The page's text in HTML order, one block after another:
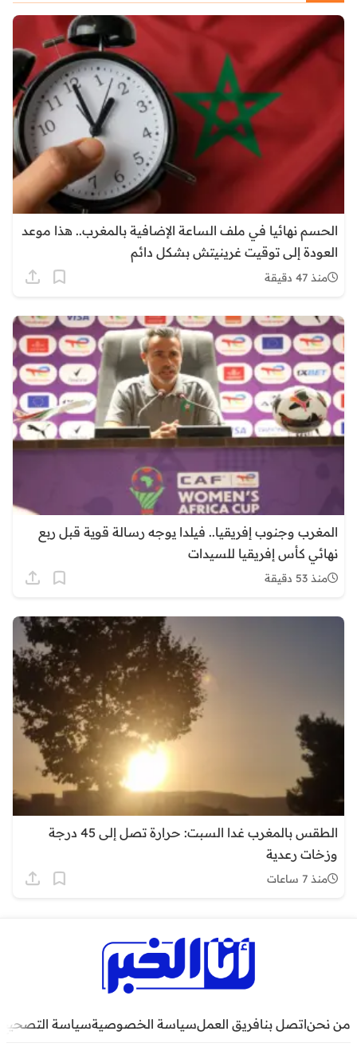
الحسم نهائيا في ملف الساعة الإضافية بالمغرب.. هذا موعد
العودة إلى توقيت غرينيتش بشكل دائم
منذ 47 دقيقة
المغرب وجنوب إفريقيا.. فيلدا يوجه رسالة قوية قبل ربع
نهائي كأس إفريقيا للسيدات
منذ 53 دقيقة
الطقس بالمغرب غدا السبت: حرارة تصل إلى 45 درجة
وزخات رعدية
منذ 7 ساعات
من نحناتصل بنافريق العملسياسة الخصوصيةسياسة التصحيح